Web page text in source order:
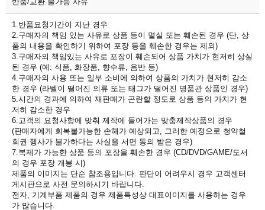
1.반품요청기간이 지난 경우
2.구매자의 책임 있는 사유로 상품 등이 멸실 또는 훼손된 경우 (단, 상
품의 내용을 확인하기 위하여 포장 등을 훼손한 경우는 제외)
3.구매자의 책임있는 사유로 포장이 훼손되어 상품 가치가 현저히 상실
된 경우 (예: 식품, 화장품, 향수류, 음반 등)
4.구매자의 사용 또는 일부 소비에 의하여 상품의 가치가 현저히 감소
한 경우 (라벨이 떨어진 의류 또는 태그가 떨어진 명품관 상품인 경우)
5.시간의 경과에 의하여 재판매가 곤란할 정도로 상품 등의 가치가 현
저히 감소한 경우
6.고객의 요청사항에 맞춰 제작에 들어가는 맞춤제작상품의 경우
(판매자에게 회복불가능한 손해가 예상되고, 그러한 예정으로 청약철
회권 행사가 불가하다는 사실을 서면 동의 받은 경우)
7.복제가 가능한 상품 등의 포장을 훼손한 경우 (CD/DVD/GAME/도서
의 경우 포장 개봉 시)
제품의 이미지는 단순 참조용입니다. 판단이 어려우시 경우 고객센터
게시판으로 사전 문의하시기 바랍니다.
전자, 기계부품 제품의 경우 제품특성상 대표이미지를 사용하는 경우
가 많습니다.